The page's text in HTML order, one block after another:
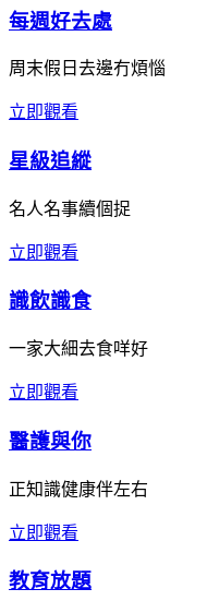
每週好去處
周末假日去邊冇煩惱
立即觀看
星級追縱
名人名事續個捉
立即觀看
識飲識食
一家大細去食咩好
立即觀看
醫護與你
正知識健康伴左右
立即觀看
教育放題